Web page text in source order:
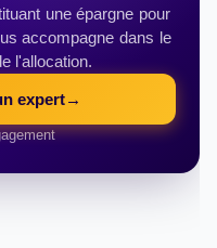
une épargne pour
accompagne dans le
l'allocation.
expert→